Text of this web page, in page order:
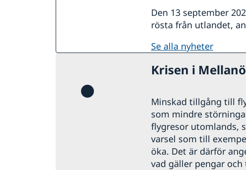
Den 13 september
rösta från utlandet,
se alla nyheter
Krisen i
Minskad tillgång till
som mindre
flygresor utomlands,
varsel som till
öka. Det är därför
vad gäller pengar